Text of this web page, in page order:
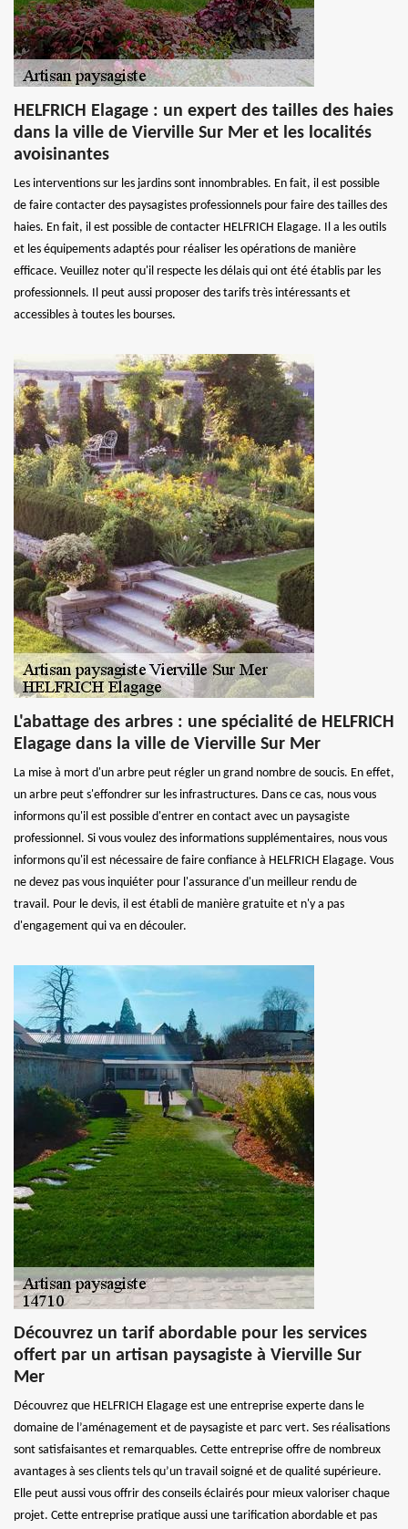
HELFRICH Elagage : un expert des tailles des haies
dans la ville de Vierville Sur Mer et les localités
avoisinantes
Les interventions sur les jardins sont innombrables. En fait, il est possible
de faire contacter des paysagistes professionnels pour faire des tailles des
haies. En fait, il est possible de contacter HELFRICH Elagage. Il a les outils
et les équipements adaptés pour réaliser les opérations de manière
efficace. Veuillez noter qu'il respecte les délais qui ont été établis par les
professionnels. Il peut aussi proposer des tarifs très intéressants et
accessibles à toutes les bourses.
L'abattage des arbres : une spécialité de HELFRICH
Elagage dans la ville de Vierville Sur Mer
La mise à mort d'un arbre peut régler un grand nombre de soucis. En effet,
un arbre peut s'effondrer sur les infrastructures. Dans ce cas, nous vous
informons qu'il est possible d'entrer en contact avec un paysagiste
professionnel. Si vous voulez des informations supplémentaires, nous vous
informons qu'il est nécessaire de faire confiance à HELFRICH Elagage. Vous
ne devez pas vous inquiéter pour l'assurance d'un meilleur rendu de
travail. Pour le devis, il est établi de manière gratuite et n'y a pas
d'engagement qui va en découler.
Découvrez un tarif abordable pour les services
offert par un artisan paysagiste à Vierville Sur
Mer
Découvrez que HELFRICH Elagage est une entreprise experte dans le
domaine de l’aménagement et de paysagiste et parc vert. Ses réalisations
sont satisfaisantes et remarquables. Cette entreprise offre de nombreux
avantages à ses clients tels qu’un travail soigné et de qualité supérieure.
Elle peut aussi vous offrir des conseils éclairés pour mieux valoriser chaque
projet. Cette entreprise pratique aussi une tarification abordable et pas